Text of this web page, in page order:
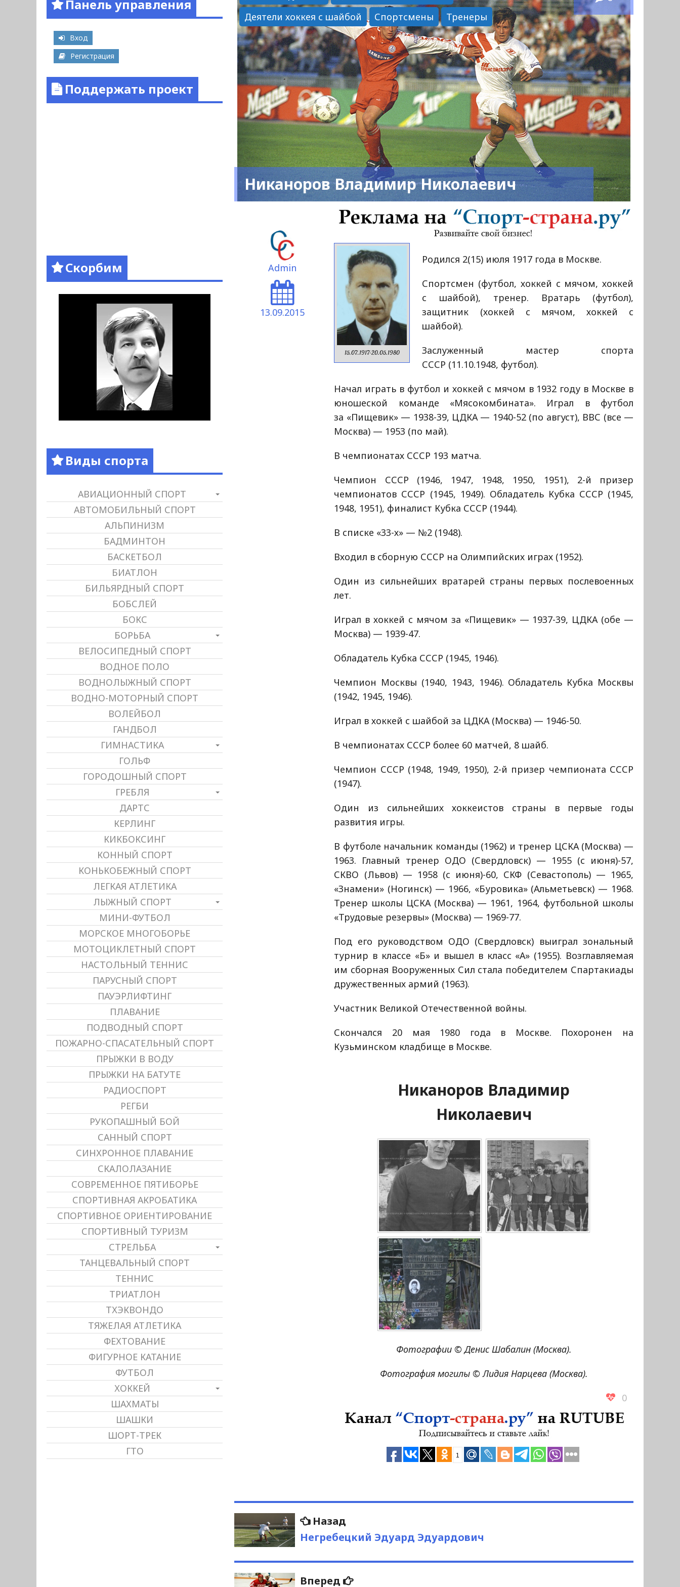
Деятели хоккея с шайбой
Спортсмены Тренеры
Никаноров Владимир Николаевич
Admin
13.09.2015
15.07.1917-20.05.1980
Родился 2(15) июля 1917 года в Москве.
Спортсмен (футбол, хоккей с мячом, хоккей
с шайбой), тренер. Вратарь (футбол),
защитник (хоккей с мячом, хоккей с
шайбой).
Заслуженный мастер спорта
СССР (11.10.1948, футбол).
Начал играть в футбол и хоккей с мячом в 1932 году в Москве в
юношеской команде «Мясокомбината». Играл в футбол
за «Пищевик» — 1938-39, ЦДКА — 1940-52 (по август), ВВС (все —
Москва) — 1953 (по май).
В чемпионатах СССР 193 матча.
Чемпион СССР (1946, 1947, 1948, 1950, 1951), 2-й призер
чемпионатов СССР (1945, 1949). Обладатель Кубка СССР (1945,
1948, 1951), финалист Кубка СССР (1944).
В списке «33-х» — №2 (1948).
Входил в сборную СССР на Олимпийских играх (1952).
Один из сильнейших вратарей страны первых послевоенных
лет.
Играл в хоккей с мячом за «Пищевик» — 1937-39, ЦДКА (обе —
Москва) — 1939-47.
Обладатель Кубка СССР (1945, 1946).
Чемпион Москвы (1940, 1943, 1946). Обладатель Кубка Москвы
(1942, 1945, 1946).
Играл в хоккей с шайбой за ЦДКА (Москва) — 1946-50.
В чемпионатах СССР более 60 матчей, 8 шайб.
Чемпион СССР (1948, 1949, 1950), 2-й призер чемпионата СССР
(1947).
Один из сильнейших хоккеистов страны в первые годы
развития игры.
В футболе начальник команды (1962) и тренер ЦСКА (Москва) —
1963. Главный тренер ОДО (Свердловск) — 1955 (с июня)-57,
СКВО (Львов) — 1958 (с июня)-60, СКФ (Севастополь) — 1965,
«Знамени» (Ногинск) — 1966, «Буровика» (Альметьевск) — 1968.
Тренер школы ЦСКА (Москва) — 1961, 1964, футбольной школы
«Трудовые резервы» (Москва) — 1969-77.
Под его руководством ОДО (Свердловск) выиграл зональный
турнир в классе «Б» и вышел в класс «А» (1955). Возглавляемая
им сборная Вооруженных Сил стала победителем Спартакиады
дружественных армий (1963).
Участник Великой Отечественной войны.
Скончался 20 мая 1980 года в Москве. Похоронен на
Кузьминском кладбище в Москве.
Никаноров Владимир
Николаевич
Фотографии © Денис Шабалин (Москва).
Фотография могилы © Лидия Нарцева (Москва).
0
1
Навигация
по
записям
Назад
запись:
Негребецкий Эдуард Эдуардович
Вперед Следующая
Панель управления
Вход
Регистрация
Поддержать проект
Скорбим
Виды спорта
АВИАЦИОННЫЙ СПОРТ
АВТОМОБИЛЬНЫЙ СПОРТ
АЛЬПИНИЗМ
БАДМИНТОН
БАСКЕТБОЛ
БИАТЛОН
БИЛЬЯРДНЫЙ СПОРТ
БОБСЛЕЙ
БОКС
БОРЬБА
ВЕЛОСИПЕДНЫЙ СПОРТ
ВОДНОЕ ПОЛО
ВОДНОЛЫЖНЫЙ СПОРТ
ВОДНО-МОТОРНЫЙ СПОРТ
ВОЛЕЙБОЛ
ГАНДБОЛ
ГИМНАСТИКА
ГОЛЬФ
ГОРОДОШНЫЙ СПОРТ
ГРЕБЛЯ
ДАРТС
КЕРЛИНГ
КИКБОКСИНГ
КОННЫЙ СПОРТ
КОНЬКОБЕЖНЫЙ СПОРТ
ЛЕГКАЯ АТЛЕТИКА
ЛЫЖНЫЙ СПОРТ
МИНИ-ФУТБОЛ
МОРСКОЕ МНОГОБОРЬЕ
МОТОЦИКЛЕТНЫЙ СПОРТ
НАСТОЛЬНЫЙ ТЕННИС
ПАРУСНЫЙ СПОРТ
ПАУЭРЛИФТИНГ
ПЛАВАНИЕ
ПОДВОДНЫЙ СПОРТ
ПОЖАРНО-СПАСАТЕЛЬНЫЙ СПОРТ
ПРЫЖКИ В ВОДУ
ПРЫЖКИ НА БАТУТЕ
РАДИОСПОРТ
РЕГБИ
РУКОПАШНЫЙ БОЙ
САННЫЙ СПОРТ
СИНХРОННОЕ ПЛАВАНИЕ
СКАЛОЛАЗАНИЕ
СОВРЕМЕННОЕ ПЯТИБОРЬЕ
СПОРТИВНАЯ АКРОБАТИКА
СПОРТИВНОЕ ОРИЕНТИРОВАНИЕ
СПОРТИВНЫЙ ТУРИЗМ
СТРЕЛЬБА
ТАНЦЕВАЛЬНЫЙ СПОРТ
ТЕННИС
ТРИАТЛОН
ТХЭКВОНДО
ТЯЖЕЛАЯ АТЛЕТИКА
ФЕХТОВАНИЕ
ФИГУРНОЕ КАТАНИЕ
ФУТБОЛ
ХОККЕЙ
ШАХМАТЫ
ШАШКИ
ШОРТ-ТРЕК
ГТО